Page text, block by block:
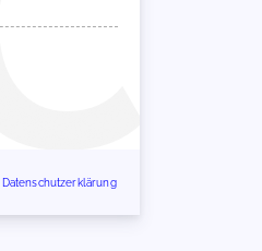
Datenschutzerklärung